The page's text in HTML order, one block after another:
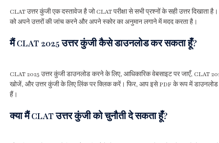
CLAT उत्तर कुंजी एक दस्तावेज है जो CLAT परीक्षा से सभी प्रश्नों के सही उत्तर दिखाता
को अपने उत्तरों की जांच करने और अपने स्कोर का अनुमान लगाने में मदद करता है।
मैं CLAT 2025 उत्तर कुंजी कैसे डाउनलोड कर सकता हूँ?
CLAT 2025 उत्तर कुंजी डाउनलोड करने के लिए, आधिकारिक वेबसाइट पर जाएँ, CLAT
खोजें, और उत्तर कुंजी के लिए लिंक पर क्लिक करें। फिर, आप इसे PDF के रूप में
हैं।
क्या मैं CLAT उत्तर कुंजी को चुनौती दे सकता हूँ?